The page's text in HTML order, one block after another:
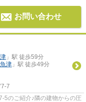
お問い合わせ
」駅 徒歩59分
津 」駅 徒歩49分
7
5のご紹介♪隣の建物からの圧